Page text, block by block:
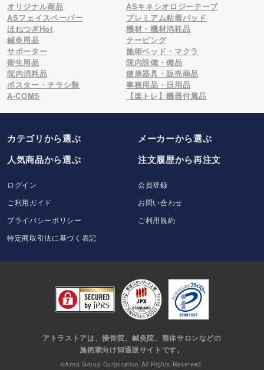
オリジナル商品
ASキネシオロジーテープ
ASフェイスペーパー
プレミアム粘着パッド
ほねつぎHot
機材・機材消耗品
鍼灸用品
テーピング
サポーター
施術ベッド・マクラ
衛生用品
院内設備・備品
院内消耗品
健康器具・販売商品
ポスター・チラシ類
事務用品・日用品
A-COMS
【楽トレ】機器付属品
カテゴリから選ぶ メーカーから選ぶ
人気商品から選ぶ
注文履歴から再注文
ログイン
会員登録
ご利用ガイド
お問い合わせ
プライバシーポリシー
ご利用規約
特定商取引法に基づく表記
アトラストアは、接骨院、鍼灸院、整体サロンなどの
施術家向け卸通販サイトです。
©Artra Group Corporation All Rights Reserved.